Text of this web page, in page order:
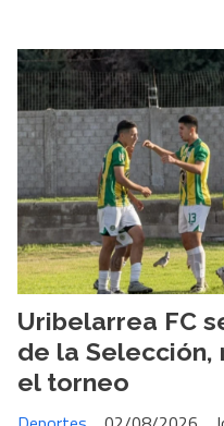
Uribelarrea FC
de la Selección,
el torneo